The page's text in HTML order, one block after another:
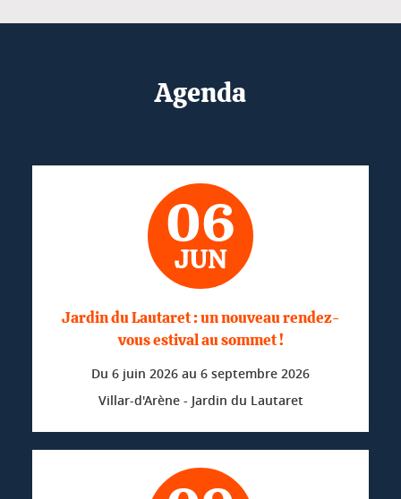
Agenda
06
JUN
Jardin du Lautaret : un nouveau rendez-
vous estival au sommet !
Du 6 juin 2026 au 6 septembre 2026
Villar-d'Arène - Jardin du Lautaret